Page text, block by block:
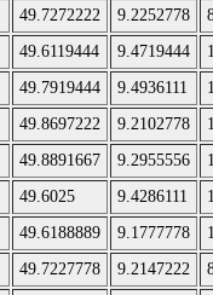
49.7272222 9.2252778
49.6119444 9.4719444
49.7919444 9.4936111
49.8697222 9.2102778
49.8891667 9.2955556
49.6025 9.4286111
49.6188889 9.1777778
49.7227778 9.2147222